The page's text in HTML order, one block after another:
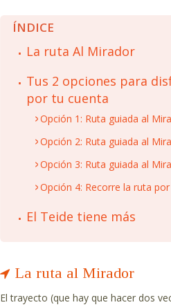
ÍNDICE
La ruta Al Mirador
Tus 2 opciones para
por tu cuenta
Opción 1: Ruta guiada al
Opción 2: Ruta guiada al
Opción 3: Ruta guiada al
Opción 4: Recorre la ruta
El Teide tiene más
La ruta al Mirador
El trayecto (que hay que hacer dos